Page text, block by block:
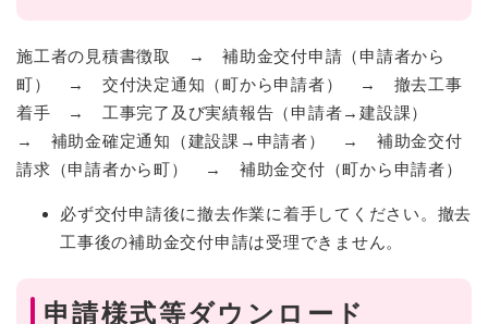
施工者の見積書徴取 → 補助金交付申請（申請者から
町） → 交付決定通知（町から申請者） → 撤去工事
着手 → 工事完了及び実績報告（申請者→建設課）
→ 補助金確定通知（建設課→申請者） → 補助金交付
請求（申請者から町） → 補助金交付（町から申請者）
必ず交付申請後に撤去作業に着手してください。撤去
工事後の補助金交付申請は受理できません。
申請様式等ダウンロード